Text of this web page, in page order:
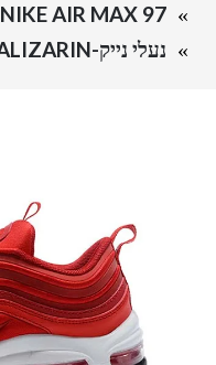
NIKE AIR MAX 97
נעלי נייק-NIKE AIR MAX 97 – ALIZARIN